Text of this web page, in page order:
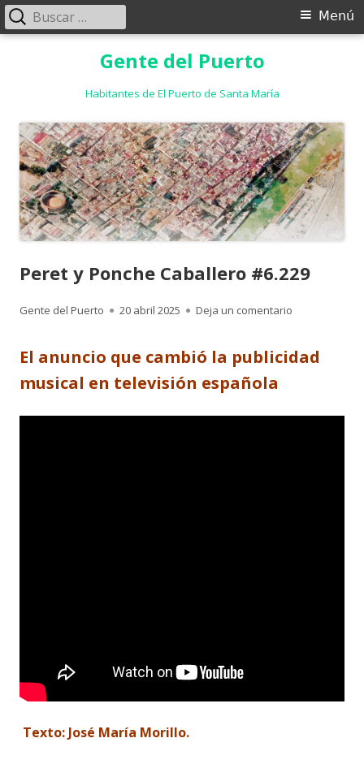
Gente del Puerto
Habitantes de El Puerto de Santa María
Menú
Menú
Buscar:
Peret y Ponche Caballero #6.229
Autor
Gente del Puerto
Publicado
20 abril 2025 Deja un comentario
El anuncio que cambió la publicidad
musical en televisión española
Texto: José María Morillo.